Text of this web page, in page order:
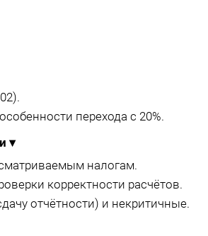
перехода с 20%.
▾
налогам.
корректности расчётов.
отчётности) и некритичные.